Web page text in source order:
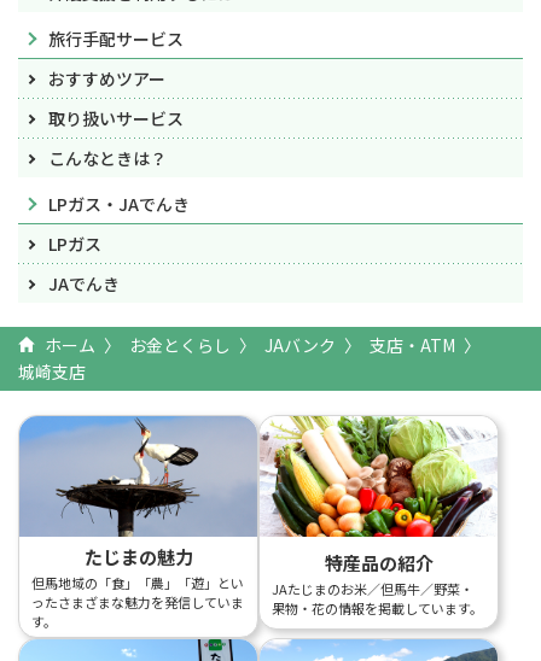
旅行手配サービス
おすすめツアー
取り扱いサービス
こんなときは？
LPガス・JAでんき
LPガス
JAでんき
ホーム お金とくらし JAバンク
支店・ATM
城崎支店
たじまの魅力
但馬地域の「食」「農」「遊」とい
ったさまざまな魅力を発信していま
す。
特産品の紹介
JAたじまのお米／但馬牛／野菜・
果物・花の情報を掲載しています。